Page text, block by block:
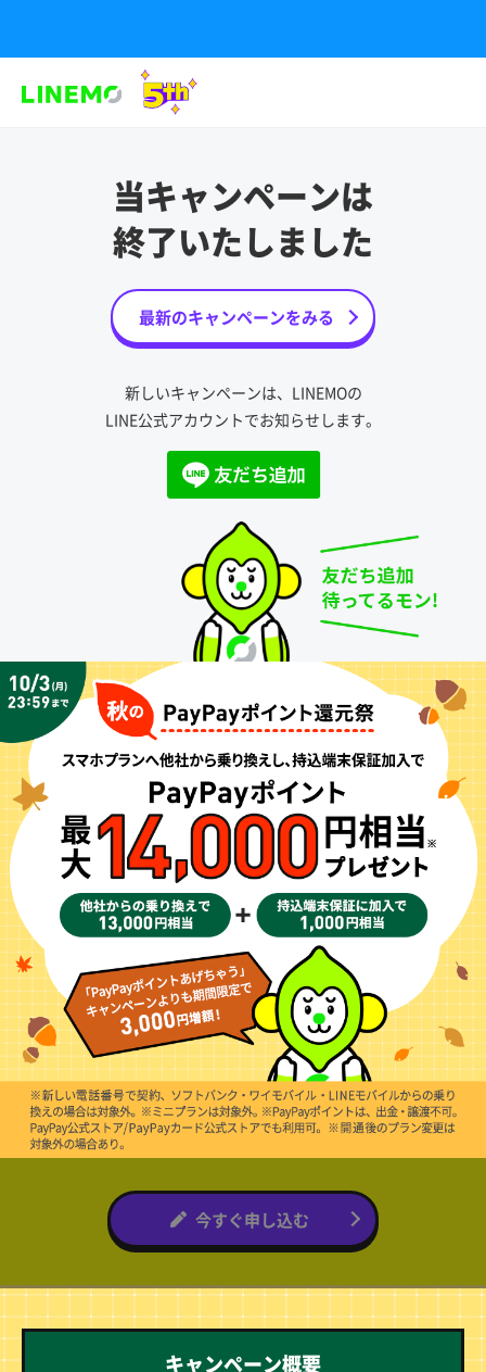
当キャンペーンは
終了いたしました
最新のキャンペーンをみる
新しいキャンペーンは、LINEMOの
LINE公式アカウントでお知らせします。
今すぐ申し込む
キャンペーン概要